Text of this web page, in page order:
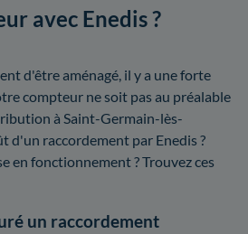
avec Enedis ?
d'être aménagé, il y a une forte
compteur ne soit pas au préalable
à Saint-Germain-lès-
d'un raccordement par Enedis ?
en fonctionnement ? Trouvez ces
un raccordement